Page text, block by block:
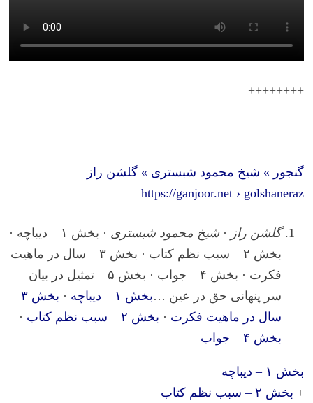
++++++++
گنجور » شیخ محمود شبستری » گلشن راز
https://ganjoor.net › golshaneraz
گلشن راز · شیخ محمود شبستری
· بخش ۱ – دیباچه ·
بخش ۲ – سبب نظم کتاب · بخش ۳ – سال در ماهیت
فکرت · بخش ۴ – جواب · بخش ۵ – تمثیل در بیان
سر پنهانی حق در عین …‎بخش ۱ – دیباچه · ‎
بخش ۳ –
سال در ماهیت فکرت · ‎ بخش ۲ – سبب نظم کتاب
·
بخش ۴ – جواب
بخش ۱ – دیباچه
+ بخش ۲ – سبب نظم کتاب